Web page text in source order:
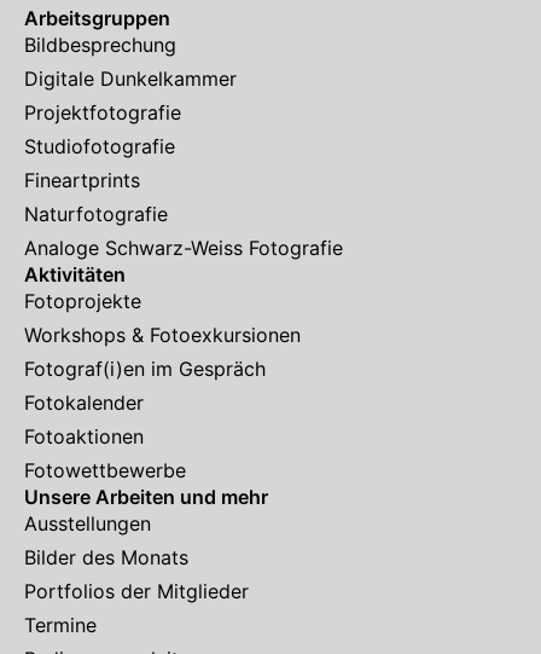
Arbeitsgruppen
Bildbesprechung
Digitale Dunkelkammer
Projektfotografie
Studiofotografie
Fineartprints
Naturfotografie
Analoge Schwarz-Weiss Fotografie
Aktivitäten
Fotoprojekte
Workshops & Fotoexkursionen
Fotograf(i)en im Gespräch
Fotokalender
Fotoaktionen
Fotowettbewerbe
Unsere Arbeiten und mehr
Ausstellungen
Bilder des Monats
Portfolios der Mitglieder
Termine